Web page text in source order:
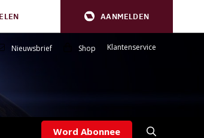
AANMELDEN
Nieuwsbrief Shop Klantenservice
Word Abonnee